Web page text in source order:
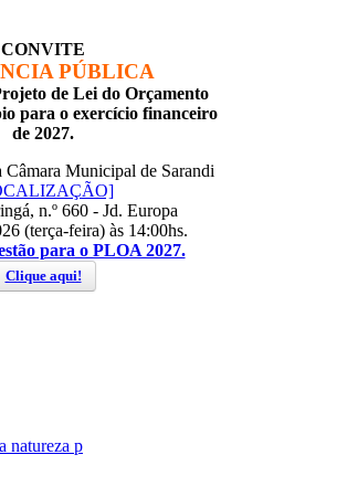
CONVITE
PÚBLICA
de Lei do Orçamento
para o exercício financeiro
de 2027.
Câmara Municipal de Sarandi
n.º 660 - Jd. Europa
(terça-feira) às 14:00hs.
para o PLOA 2027.
Clique aqui!